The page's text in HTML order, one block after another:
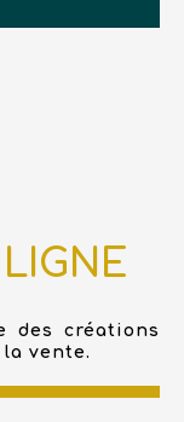
des créations
vente.